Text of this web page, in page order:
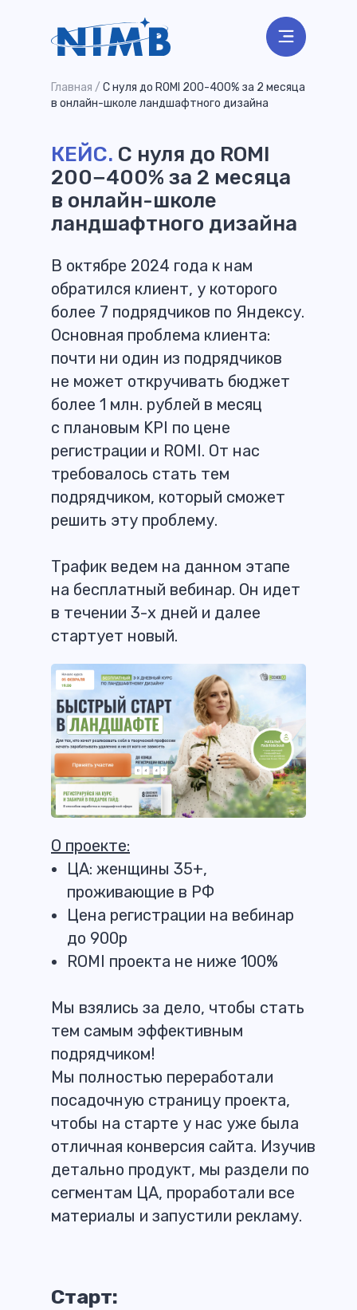
Старт:
КЕЙС. ​С нуля до ROMI
200−400% за 2 месяца
в онлайн-школе
ландшафтного дизайна
Главная / С нуля до ROMI 200-400% за 2 месяца
в онлайн-школе ландшафтного дизайна
В октябре 2024 года к нам
обратился клиент, у которого
более 7 подрядчиков по Яндексу.
Основная проблема клиента:
почти ни один из подрядчиков
не может откручивать бюджет
более 1 млн. рублей в месяц
с плановым KPI по цене
регистрации и ROMI. От нас
требовалось стать тем
подрядчиком, который сможет
решить эту проблему.
Трафик ведем на данном этапе
на бесплатный вебинар. Он идет
в течении 3-х дней и далее
стартует новый.
О проекте:
ЦА: женщины 35+,
проживающие в РФ
Цена регистрации на вебинар
до 900р
ROMI проекта не ниже 100%
Мы взялись за дело, чтобы стать
тем самым эффективным
подрядчиком!
Мы полностью переработали
посадочную страницу проекта,
чтобы на старте у нас уже была
отличная конверсия сайта. Изучив
детально продукт, мы раздели по
сегментам ЦА, проработали все
материалы и запустили рекламу.